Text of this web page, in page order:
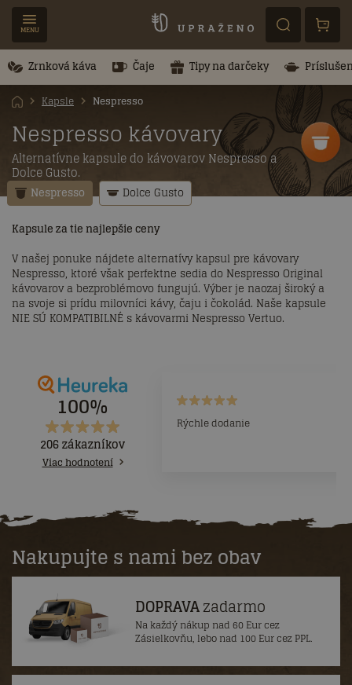
MENU
Zrnková káva Čaje Tipy na darčeky
Kapsle Nespresso
Nespresso kávovary
Alternatívne kapsule do kávovarov Nespresso a
Dolce Gusto.
Kapsule za tie najlepšie ceny
V našej ponuke nájdete alternatívy kapsul pre kávovary
Nespresso, ktoré však perfektne sedia do Nespresso Original
kávovarov a bezproblémovo fungujú. Výber je naozaj široký a
na svoje si prídu milovníci kávy, čaju i čokolád. Naše kapsule
NIE SÚ KOMPATIBILNÉ s kávovarmi Nespresso Vertuo.
100%
206 zákazníkov
Viac hodnotení
Rýchle dodanie
Nespresso Dolce Gusto
Nakupujte s nami bez obav
DOPRAVAzadarmo
Na každý nákup nad 60 Eur cez
Zásielkovňu, lebo nad 100 Eur cez PPL.